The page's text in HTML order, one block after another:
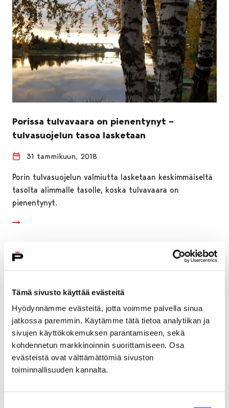
Tämä sivusto käyttää evästeitä
Hyödynnämme evästeitä, jotta voimme palvella sinua
jatkossa paremmin. Käytämme tätä tietoa analytiikan ja
sivujen käyttökokemuksen parantamiseen, sekä
kohdennetun markkinoinnin suorittamiseen. Osa
evästeistä ovat välttämättömiä sivuston
toiminnallisuuden kannalta.
Porissa tulvavaara on pienentynyt –
tulvasuojelun tasoa lasketaan
31 tammikuun, 2018
Porin tulvasuojelun valmiutta lasketaan keskimmäiseltä
tasolta alimmalle tasolle, koska tulvavaara on
pienentynyt.
Porin perusturvan laskutuksen virheiden